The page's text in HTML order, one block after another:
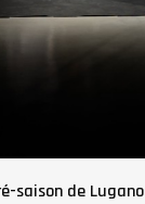
saison de Lugano